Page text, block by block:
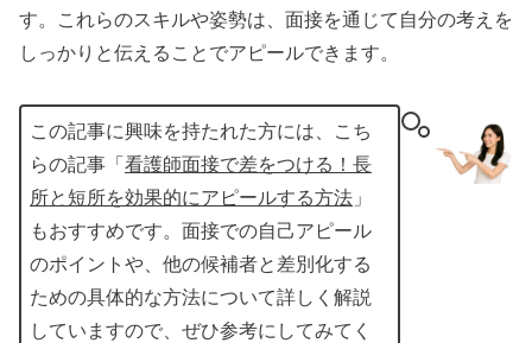
す。これらのスキルや姿勢は、面接を通じて自分の考えを
しっかりと伝えることでアピールできます。
この記事に興味を持たれた方には、こち
らの記事「 看護師面接で差をつける！長
所と短所を効果的にアピールする方法 」
もおすすめです。面接での自己アピール
のポイントや、他の候補者と差別化する
ための具体的な方法について詳しく解説
していますので、ぜひ参考にしてみてく